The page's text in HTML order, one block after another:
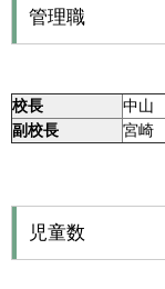
管理職
校長
中山
副校長
宮崎
児童数